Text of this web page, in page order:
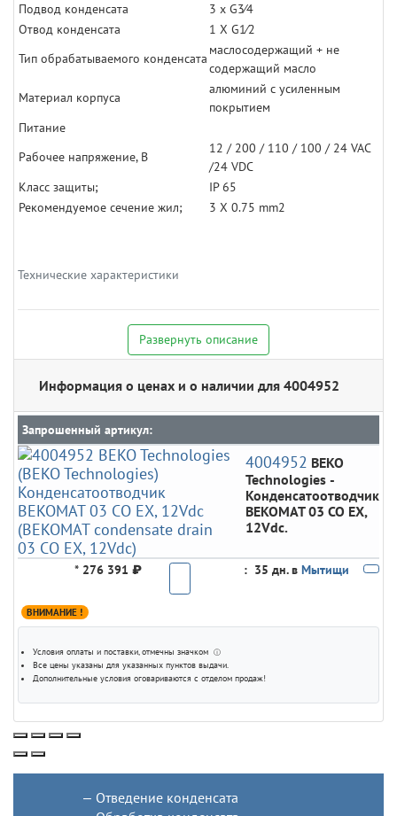
Технические характеристики
Подвод конденсата
3 x G3⁄4
Отвод конденсата
1 X G1⁄2
Тип обрабатываемого конденсата
маслосодержащий + не
содержащий масло
Материал корпуса
алюминий с усиленным
покрытием
Питание
Рабочее напряжение, В
12 / 200 / 110 / 100 / 24 VAC
/24 VDC
Класс защиты;
IP 65
Рекомендуемое сечение жил;
3 X 0.75 mm2
Развернуть описание
Информация о ценах и о наличии для 4004952
Запрошенный артикул:
4004952 BEKO
Technologies -
Конденсатоотводчик
BEKOMAT 03 CO EX,
12Vdc.
* 276 391 ₽ : 35 дн. в Мытищи
ВНИМАНИЕ !
Условия оплаты и поставки, отмечны значком ⓘ
Все цены указаны для указанных пунктов выдачи.
Дополнительные условия оговариваются с отделом продаж!
Отведение конденсата